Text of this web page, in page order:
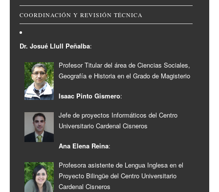
COORDINACIÓN Y REVISIÓN TÉCNICA
Dr. Josué Llull Peñalba:
Profesor Titular del área de Ciencias Sociales,
Geografía e Historia en el Grado de Magisterio
Isaac Pinto Gismero:
Jefe de proyectos Informáticos del Centro
Universitario Cardenal Cisneros
Ana Elena Reina:
Profesora asistente de Lengua Inglesa en el
Proyecto Bilingüe del Centro Universitario
Cardenal Cisneros